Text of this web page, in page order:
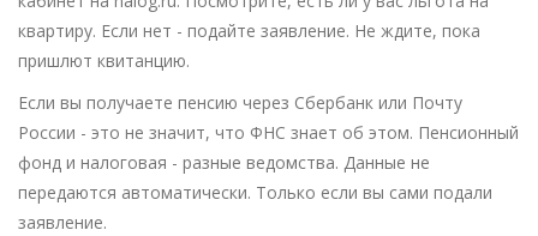
квартиру. Если нет - подайте заявление. Не ждите, пока
пришлют квитанцию.
Если вы получаете пенсию через Сбербанк или Почту
России - это не значит, что ФНС знает об этом. Пенсионный
фонд и налоговая - разные ведомства. Данные не
передаются автоматически. Только если вы сами подали
заявление.